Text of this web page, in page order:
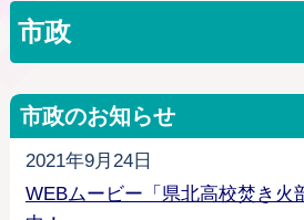
市政
市政のお知らせ
2021年9月24日
WEBムービー「県北高校焚き火